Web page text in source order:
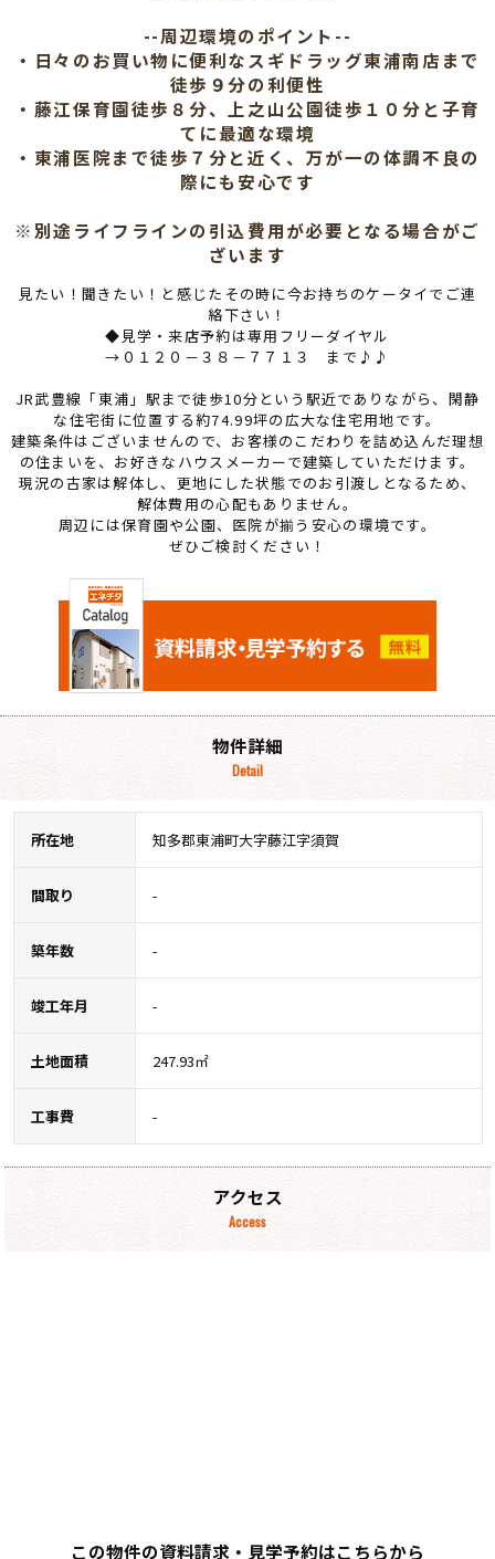
--周辺環境のポイント--
・日々のお買い物に便利なスギドラッグ東浦南店まで
徒歩９分の利便性
・藤江保育園徒歩８分、上之山公園徒歩１０分と子育
てに最適な環境
・東浦医院まで徒歩７分と近く、万が一の体調不良の
際にも安心です
※別途ライフラインの引込費用が必要となる場合がご
ざいます
見たい！聞きたい！と感じたその時に今お持ちのケータイでご連
絡下さい！
◆見学・来店予約は専用フリーダイヤル
→０１２０－３８－７７１３ まで♪♪
JR武豊線「東浦」駅まで徒歩10分という駅近でありながら、閑静
な住宅街に位置する約74.99坪の広大な住宅用地です。
建築条件はございませんので、お客様のこだわりを詰め込んだ理想
の住まいを、お好きなハウスメーカーで建築していただけます。
現況の古家は解体し、更地にした状態でのお引渡しとなるため、
解体費用の心配もありません。
周辺には保育園や公園、医院が揃う安心の環境です。
ぜひご検討ください！
物件詳細
Detail
所在地 知多郡東浦町大字藤江字須賀
間取り -
築年数 -
竣工年月 -
土地面積 247.93㎡
工事費 -
アクセス
Access
この物件の資料請求・見学予約はこちらから